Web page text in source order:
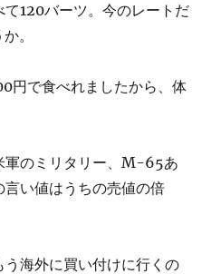
120バーツ。今のレートだ
。
円で食べれましたから、体
軍のミリタリー、M-65あ
い値はうちの売値の倍
海外に買い付けに行くの